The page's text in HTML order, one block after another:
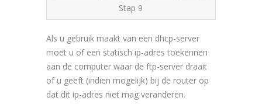
Stap 9
Als u gebruik maakt van een dhcp-server
moet u of een statisch ip-adres toekennen
aan de computer waar de ftp-server draait
of u geeft (indien mogelijk) bij de router op
dat dit ip-adres niet mag veranderen.